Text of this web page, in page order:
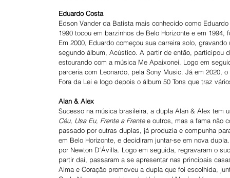
Eduardo Costa
Edson Vander da Batista mais conhecido como
1990 tocou em barzinhos de Belo Horizonte e em
Em 2000, Eduardo começou sua carreira solo,
segundo álbum, Acústico. A partir de então, participou
estourando com a música Me Apaixonei. Logo em
parceria com Leonardo, pela Sony Music. Já em 2020,
Fora da Lei e logo depois o álbum 50 Tons que traz
Alan & Alex
Sucesso na música brasileira, a dupla Alan & Alex tem
Céu, Usa Eu, Frente a Frente e outros, mas a fama não
passado por outras duplas, já produzia e compunha
em Belo Horizonte, e decidiram juntar-se em nova
por Newton D´Ávilla. Logo em seguida, regravaram o
partir daí, passaram a se apresentar nas principais
Alma e Coração promoveu a dupla que foi escolhida,